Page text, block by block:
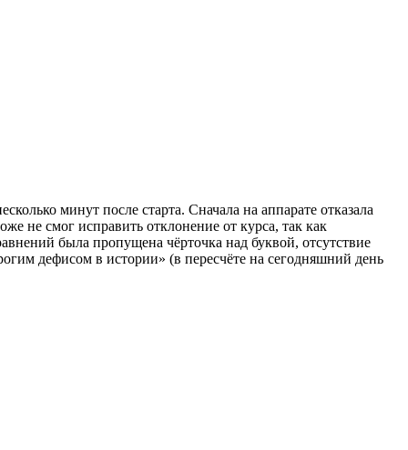
минут после старта. Сначала на аппарате отказала
не смог исправить отклонение от курса, так как
была пропущена чёрточка над буквой, отсутствие
дефисом в истории» (в пересчёте на сегодняшний день